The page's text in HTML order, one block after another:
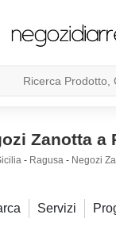
Zanotta a
- Ragusa - Negozi
Servizi